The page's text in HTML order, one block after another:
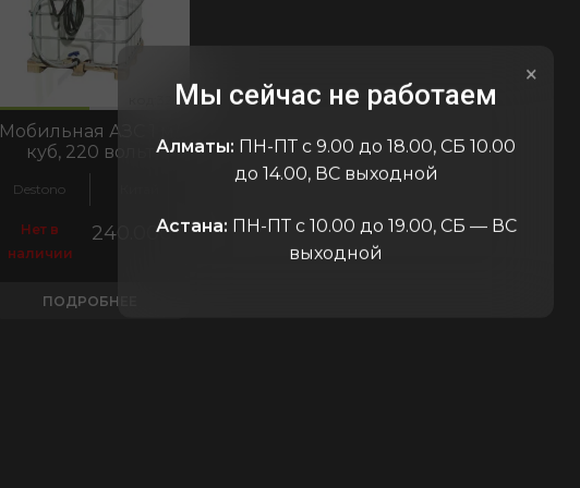
код:3245 код:3245
Мобильная АЗС 1 м/
куб, 220 вольт
Destono
Нет в
наличии
240.000₸
ПОДРОБНЕЕ
×
Мы сейчас не работаем
Алматы: ПН-ПТ с 9.00 до 18.00, СБ 10.00
до 14.00, ВС выходной
Астана: ПН-ПТ с 10.00 до 19.00, СБ — ВС
выходной